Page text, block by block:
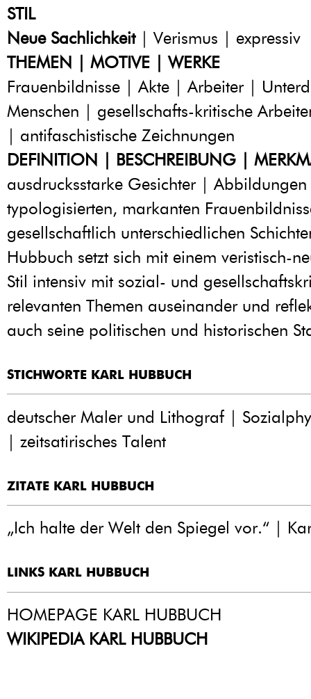
STIL
Neue Sachlichkeit| Verismus | expressiv
THEMEN | MOTIVE | WERKE
Frauenbildnisse | Akte | Arbeiter |
Menschen | gesellschafts-kritische
| antifaschistische Zeichnungen
DEFINITION | BESCHREIBUNG |
ausdrucksstarke Gesichter |
typologisierten, markanten
gesellschaftlich unterschiedlichen
Hubbuch setzt sich mit einem veristisch-
Stil intensiv mit sozial- und
relevanten Themen auseinander und
auch seine politischen und historischen
STICHWORTE KARL HUBBUCH
deutscher Maler und Lithograf |
| zeitsatirisches Talent
ZITATE KARL HUBBUCH
„Ich halte der Welt den Spiegel vor.“ |
LINKS KARL HUBBUCH
HOMEPAGE KARL HUBBUCH
WIKIPEDIA KARL HUBBUCH